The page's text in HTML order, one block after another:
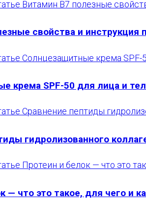
свойства и инструкция
крема SPF-50 для лица и
гидролизованного
— что это такое, для чего и